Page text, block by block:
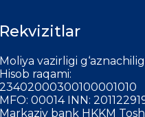
Rekvizitlar
Moliya vazirligi
Hisob raqami:
23402000300100001010
MFO: 00014 INN:
Markaziy bank HKKM